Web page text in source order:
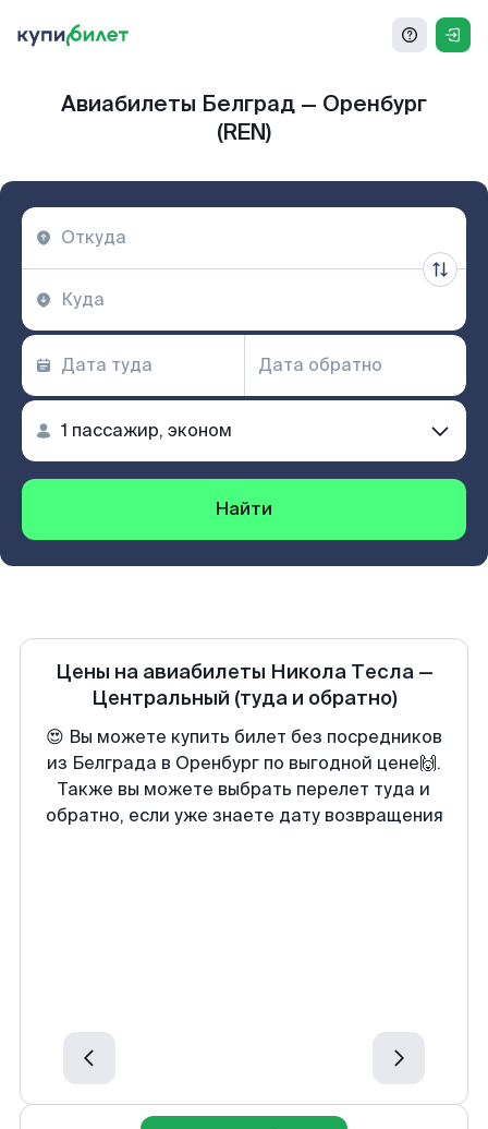
Авиабилеты Белград — Оренбург
(REN)
Найти
Цены на авиабилеты Никола Тесла—
Центральный (туда и обратно)
😍 Вы можете купить билет без посредников
из Белграда в Оренбург по выгодной цене🙌.
Также вы можете выбрать перелет туда и
обратно, если уже знаете дату возвращения